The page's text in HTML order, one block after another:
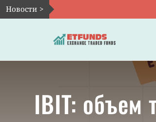
Skip
to
Новости >
IBIT: объем